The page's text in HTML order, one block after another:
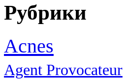
Рубрики
Acnes
Agent Provocateur